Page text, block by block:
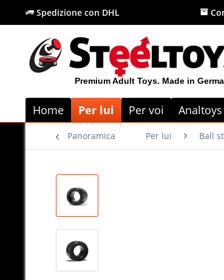
Spedizione con DHL
Premium Adult Toys. Made in
Home Per lui Per voi Analtoys
Panoramica Per lui Ball